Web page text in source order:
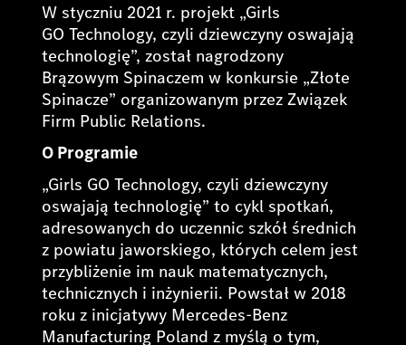
W styczniu 2021 r. projekt „Girls
GO Technology, czyli dziewczyny oswajają
technologię”, został nagrodzony
Brązowym Spinaczem w konkursie „Złote
Spinacze” organizowanym przez Związek
Firm Public Relations.
O Programie
„Girls GO Technology, czyli dziewczyny
oswajają technologię” to cykl spotkań,
adresowanych do uczennic szkół średnich
z powiatu jaworskiego, których celem jest
przybliżenie im nauk matematycznych,
technicznych i inżynierii. Powstał w 2018
roku z inicjatywy Mercedes-Benz
Manufacturing Poland z myślą o tym,